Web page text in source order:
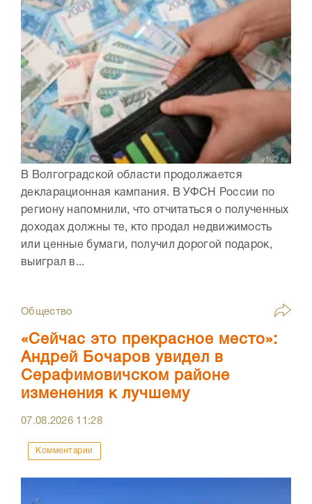
В Волгоградской области продолжается
декларационная кампания. В УФСН России по
региону напомнили, что отчитаться о полученных
доходах должны те, кто продал недвижимость
или ценные бумаги, получил дорогой подарок,
выиграл в...
Общество
«Сейчас это прекрасное место»:
Андрей Бочаров увидел в
Серафимовичском районе
изменения к лучшему
07.08.2026 11:28
Комментарии